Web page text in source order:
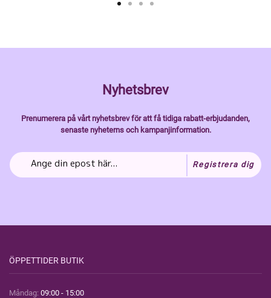
Nyhetsbrev
Prenumerera på vårt nyhetsbrev för att få tidiga rabatt-erbjudanden,
senaste nyheterns och kampanjinformation.
Registrera dig
ÖPPETTIDER BUTIK
Måndag: 09:00 - 15:00